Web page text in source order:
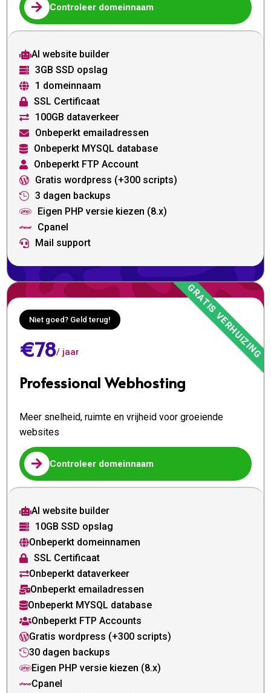
 Controleer domeinnaam
AI website builder
 3GB SSD opslag
 1 domeinnaam
 SSL Certificaat
 100GB dataverkeer
 Onbeperkt emailadressen
 Onbeperkt MYSQL database
 Onbeperkt FTP Account
 Gratis wordpress (+300 scripts)
 3 dagen backups
 Eigen PHP versie kiezen (8.x)
 Cpanel
 Mail support
Niet goed? Geld terug!
€78/ jaar
Professional Webhosting
Meer snelheid, ruimte en vrijheid voor groeiende
websites
 Controleer domeinnaam
AI website builder
 10GB SSD opslag
Onbeperkt domeinnamen
 SSL Certificaat
Onbeperkt dataverkeer
Onbeperkt emailadressen
Onbeperkt MYSQL database
Onbeperkt FTP Accounts
Gratis wordpress (+300 scripts)
30 dagen backups
Eigen PHP versie kiezen (8.x)
Cpanel